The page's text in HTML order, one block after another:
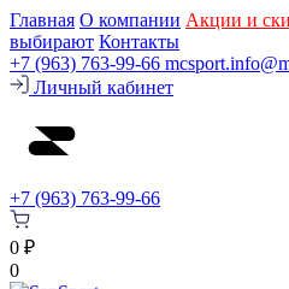
Главная О компании Акции и
выбирают Контакты
+7 (963) 763-99-66
Личный кабинет
+7 (963) 763-99-66
0 ₽
0